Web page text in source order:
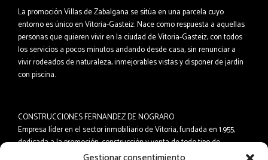
La promoción Villas de Zabalgana se sitúa en una parcela cuyo
entorno es único en Vitoria-Gasteiz. Nace como respuesta a aquellas
personas que quieren vivir en la ciudad de Vitoria-Gasteiz, con todos
los servicios a pocos minutos andando desde casa, sin renunciar a
vivir rodeados de naturaleza, inmejorables vistas y disponer de jardín
con piscina.
CONSTRUCCIONES FERNANDEZ DE NOGRARO
Empresa líder en el sector inmobiliario de Vitoria, fundada en 1.955,
dedicada a la promoción, construcción y venta de todo tipo de
inmuebles. Durante ésta dilatada trayectoria hemos edificado miles de